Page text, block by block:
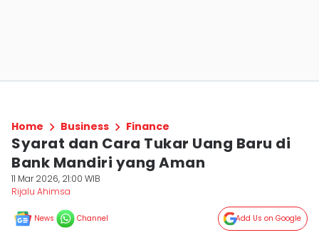
Home Business Finance
Syarat dan Cara Tukar Uang Baru di
Bank Mandiri yang Aman
11 Mar 2026, 21:00 WIB
Rijalu Ahimsa
News Channel Add Us on Google